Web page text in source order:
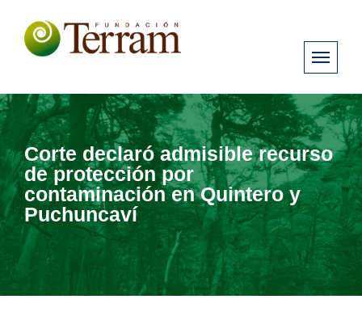
Corte declaró admisible recurso
de protección por
contaminación en Quintero y
Puchuncaví